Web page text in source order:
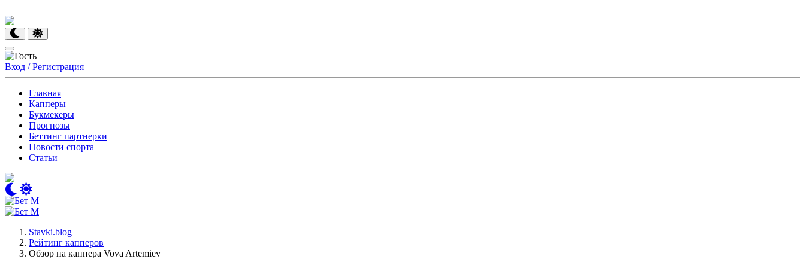
Вход / Регистрация
Главная
Капперы
Букмекеры
Прогнозы
Беттинг партнерки
Новости спорта
Статьи
Stavki.blog
Рейтинг капперов
Обзор на каппера Vova Artemiev